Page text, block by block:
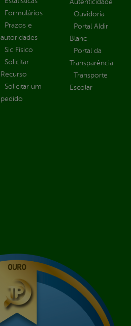
Formulários
Prazos e
autoridades
Sic Físico
Solicitar
Recurso
Solicitar um
pedido
Autenticidade
Ouvidoria
Portal Aldir
Blanc
Portal da
Transparência
Transporte
Escolar